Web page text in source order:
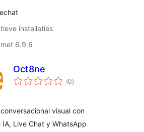
installaties
6.9.6
Oct8ne
(0totaal
waarderingen
)
visual con
Live Chat y WhatsApp